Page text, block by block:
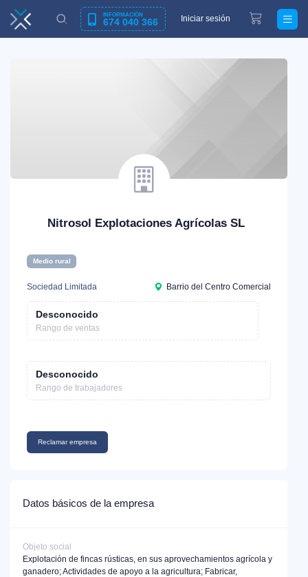
INFORMACIÓN
674 040 366 Iniciar sesión
Nitrosol Explotaciones Agrícolas SL
Medio rural
Sociedad Limitada Barrio del Centro Comercial
Desconocido
Rango de ventas
Desconocido
Rango de trabajadores
Reclamar empresa
Datos básicos de la empresa
Objeto social
Explotación de fincas rústicas, en sus aprovechamientos agrícola y
ganadero; Actividades de apoyo a la agricultura; Fabricar,